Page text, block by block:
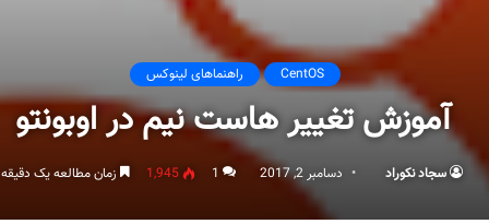
CentOS راهنماهای لینوکس
آموزش تغییر هاست نیم در اوبونتو
سجاد نکوراد دسامبر 2, 2017 1
1,945 زمان مطالعه یک دقیقه